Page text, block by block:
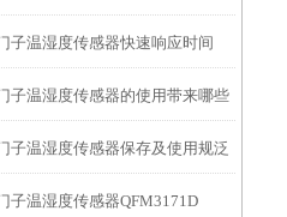
子温湿度传感器快速响应时间
子温湿度传感器的使用带来哪些
子温湿度传感器保存及使用规泛
子温湿度传感器QFM3171D